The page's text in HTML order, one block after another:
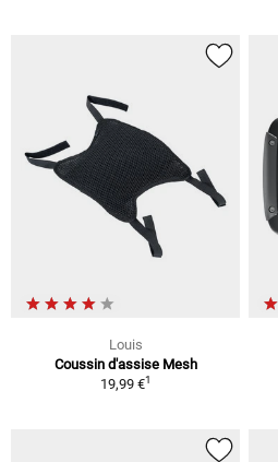
Louis
Coussin d'assise Mesh
19,99 €1